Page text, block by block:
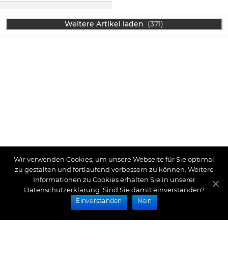
Weitere Artikel laden (371)
Wir verwenden Cookies, um unsere Webseite für Sie optimal
zu gestalten und fortlaufend verbessern zu können. Weitere
Informationen zu Cookies erhalten Sie in unserer
Datenschutzerklärung . Sind Sie damit einverstanden?
Einverstanden Nein